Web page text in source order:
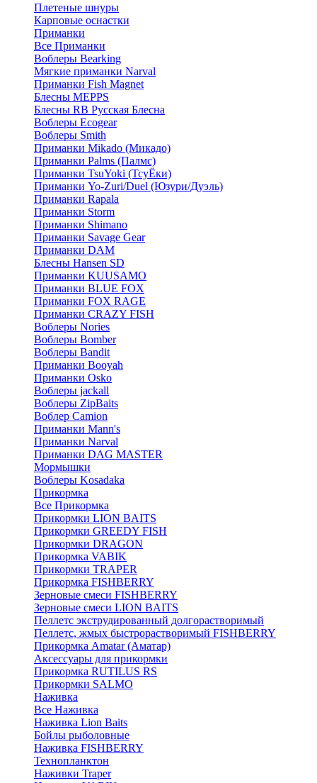
Плетеные шнуры
Карповые оснастки
Приманки
Все Приманки
Воблеры Bearking
Мягкие приманки Narval
Приманки Fish Magnet
Блесны MEPPS
Блесны RB Русская Блесна
Воблеры Ecogear
Воблеры Smith
Приманки Mikado (Микадо)
Приманки Palms (Палмс)
Приманки TsuYoki (ТсуЁки)
Приманки Yo-Zuri/Duel (Юзури/Дуэль)
Приманки Rapala
Приманки Storm
Приманки Shimano
Приманки Savage Gear
Приманки DAM
Блесны Hansen SD
Приманки KUUSAMO
Приманки BLUE FOX
Приманки FOX RAGE
Приманки CRAZY FISH
Воблеры Nories
Воблеры Bomber
Воблеры Bandit
Приманки Booyah
Приманки Osko
Воблеры jackall
Воблеры ZipBaits
Воблер Camion
Приманки Mann's
Приманки Narval
Приманки DAG MASTER
Мормышки
Воблеры Kosadaka
Прикормка
Все Прикормка
Прикормки LION BAITS
Прикормки GREEDY FISH
Прикормки DRAGON
Прикормка VABIK
Прикормки TRAPER
Прикормка FISHBERRY
Зерновые смеси FISHBERRY
Зерновые смеси LION BAITS
Пеллетс экструдированный долгорастворимый
Пеллетс, жмых быстрорастворимый FISHBERRY
Прикормка Amatar (Аматар)
Аксессуары для прикормки
Прикормка RUTILUS RS
Прикормки SALMO
Наживка
Все Наживка
Наживка Lion Baits
Бойлы рыболовные
Наживка FISHBERRY
Технопланктон
Наживки Traper